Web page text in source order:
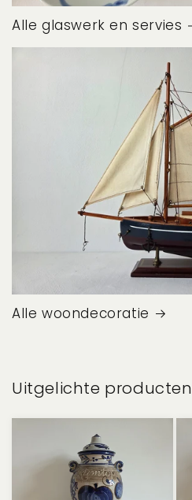
Alle glaswerk en servies
Alle woondecoratie
Uitgelichte producten